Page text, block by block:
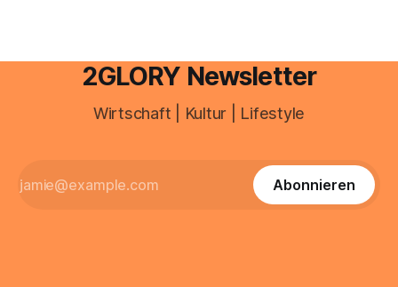
2GLORY Newsletter
Wirtschaft | Kultur | Lifestyle
Abonnieren